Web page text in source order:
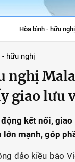
Hòa bình - hữu nghị
hữu nghị
nghị
giao lưu
kết nối,
lớn mạnh, góp
đảo kiều bào